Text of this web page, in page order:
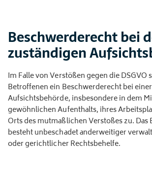
Beschwerde­recht bei
zuständigen
Im Falle von Verstößen gegen die DSGVO
Betroffenen ein Beschwerderecht bei einer
Aufsichtsbehörde, insbesondere in dem
gewöhnlichen Aufenthalts, ihres
Orts des mutmaßlichen Verstoßes zu.
besteht unbeschadet anderweitiger
oder gerichtlicher Rechtsbehelfe.